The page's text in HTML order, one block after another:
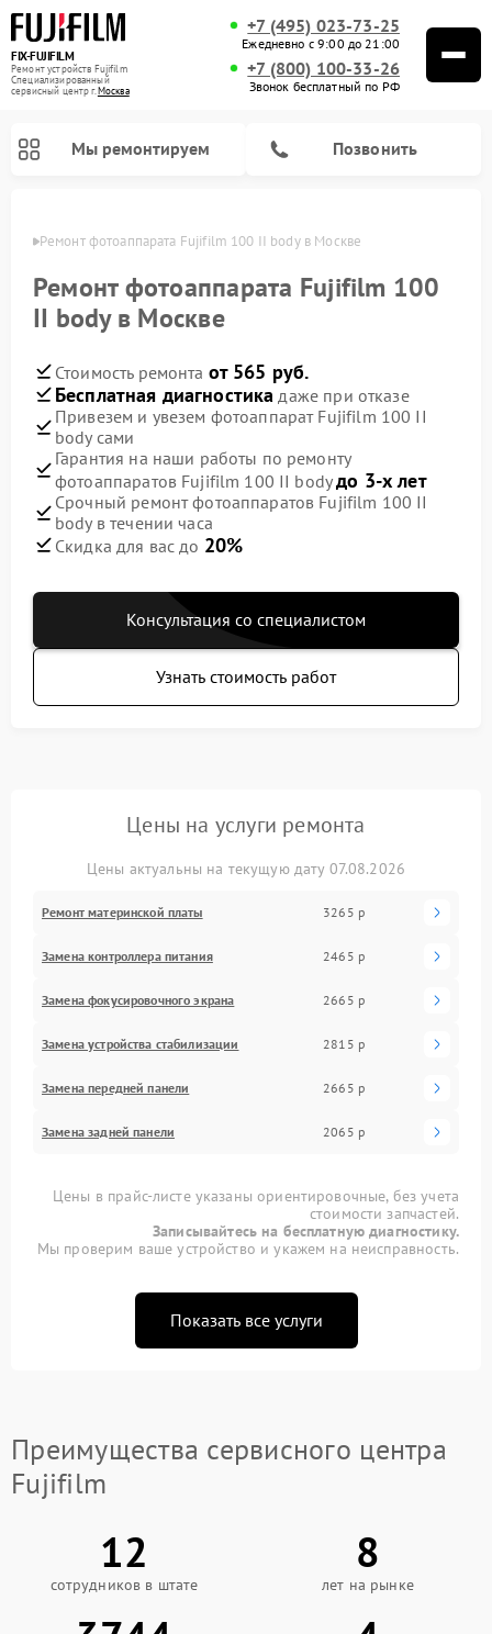
FIX-FUJIFILM
Ремонт устройств Fujifilm
Специализированный
cервисный центр г.Москва
+7 (495) 023-73-25
Ежедневно с 9:00 до 21:00
+7 (800) 100-33-26
Звонок бесплатный по РФ
Мы ремонтируем Позвонить
Ремонт фотоаппарата Fujifilm 100 II body в Москве
Ремонт фотоаппарата Fujifilm 100
II body в Москве
Стоимость ремонта от 565 руб.
Бесплатная диагностика даже при отказе
Привезем и увезем фотоаппарат Fujifilm 100 II
body сами
Гарантия на наши работы по ремонту
фотоаппаратов Fujifilm 100 II bodyдо 3-х лет
Срочный ремонт фотоаппаратов Fujifilm 100 II
body в течении часа
Скидка для вас до 20%
Консультация со специалистом
Узнать стоимость работ
Цены на услуги ремонта
Цены актуальны на текущую дату 07.08.2026
Ремонт материнской платы 3265 р
Замена контроллера питания 2465 р
Замена фокусировочного экрана 2665 р
Замена устройства стабилизации 2815 р
Замена передней панели 2665 р
Замена задней панели 2065 р
Цены в прайс-листе указаны ориентировочные, без учета
стоимости запчастей.
Записывайтесь на бесплатную диагностику.
Мы проверим ваше устройство и укажем на неисправность.
Показать все услуги
Преимущества сервисного центра
Fujifilm
12
сотрудников в штате
8
лет на рынке